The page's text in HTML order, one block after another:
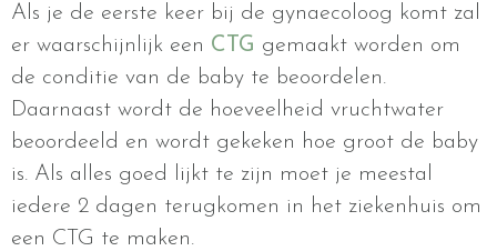
Als je de eerste keer bij de gynaecoloog komt zal
er waarschijnlijk een CTG gemaakt worden om
de conditie van de baby te beoordelen.
Daarnaast wordt de hoeveelheid vruchtwater
beoordeeld en wordt gekeken hoe groot de baby
is. Als alles goed lijkt te zijn moet je meestal
iedere 2 dagen terugkomen in het ziekenhuis om
een CTG te maken.